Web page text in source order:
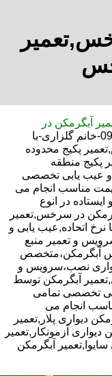
آبگرمکن در
,09368059612-خانم گلزاری-با
پکیج محدوده
پکیج منطقه
و عیب یابی تخصصی
مناسب انجام می
در انوع
در سرخس,تعمیر
اتحاده,عیب یابی و
و تعمیر منبع
آبگرمکن،متخصص
نصب،سرویس و
آبگرمکن توسط
تخصصی تمامی
انجام می
دیواری پلار,تعمیر
آزمونکار,تعمیر
آبگرمکن